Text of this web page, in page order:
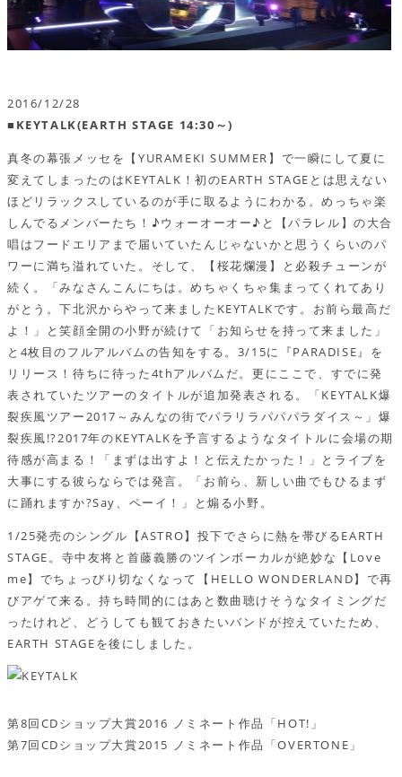
2016/12/28
■KEYTALK(EARTH STAGE 14:30～)
真冬の幕張メッセを【YURAMEKI SUMMER】で一瞬にして夏に
変えてしまったのはKEYTALK！初のEARTH STAGEとは思えない
ほどリラックスしているのが手に取るようにわかる。めっちゃ楽
しんでるメンバーたち！♪ウォーオーオー♪と【パラレル】の大合
唱はフードエリアまで届いていたんじゃないかと思うくらいのパ
ワーに満ち溢れていた。そして、【桜花爛漫】と必殺チューンが
続く。「みなさんこんにちは。めちゃくちゃ集まってくれてあり
がとう。下北沢からやって来ましたKEYTALKです。お前ら最高だ
よ！」と笑顔全開の小野が続けて「お知らせを持って来ました」
と4枚目のフルアルバムの告知をする。3/15に『PARADISE』を
リリース！待ちに待った4thアルバムだ。更にここで、すでに発
表されていたツアーのタイトルが追加発表される。「KEYTALK爆
裂疾風ツアー2017～みんなの街でパラリラパパパラダイス～」爆
裂疾風!?2017年のKEYTALKを予言するようなタイトルに会場の期
待感が高まる！「まずは出すよ！と伝えたかった！」とライブを
大事にする彼らならでは発言。「お前ら、新しい曲でもひるまず
に踊れますか?Say、ペーイ！」と煽る小野。
1/25発売のシングル【ASTRO】投下でさらに熱を帯びるEARTH
STAGE。寺中友将と首藤義勝のツインボーカルが絶妙な【Love
me】でちょっびり切なくなって【HELLO WONDERLAND】で再
びアゲて来る。持ち時間的にはあと数曲聴けそうなタイミングだ
ったけれど、どうしても観ておきたいバンドが控えていたため、
EARTH STAGEを後にしました。
第8回CDショップ大賞2016 ノミネート作品「HOT!」
第7回CDショップ大賞2015 ノミネート作品「OVERTONE」